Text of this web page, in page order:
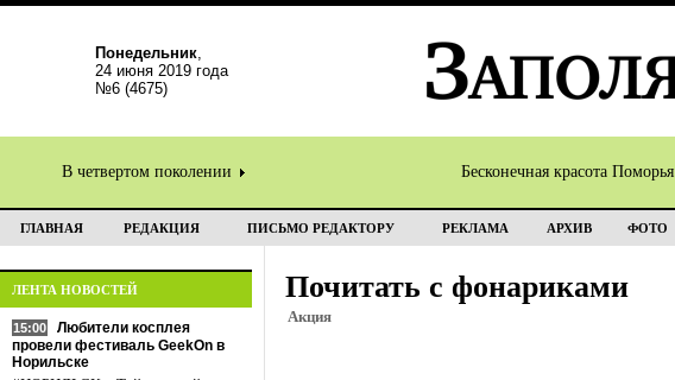
Понедельник,
24 июня 2019 года
№6 (4675)
В четвертом поколении Бесконечная красота Поморья
ГЛАВНАЯ РЕДАКЦИЯ ПИСЬМО РЕДАКТОРУ РЕКЛАМА АРХИВ ФОТО
ЛЕНТА НОВОСТЕЙ
15:00
Любители косплея
провели фестиваль GeekOn в
Норильске
Почитать с фонариками
Акция